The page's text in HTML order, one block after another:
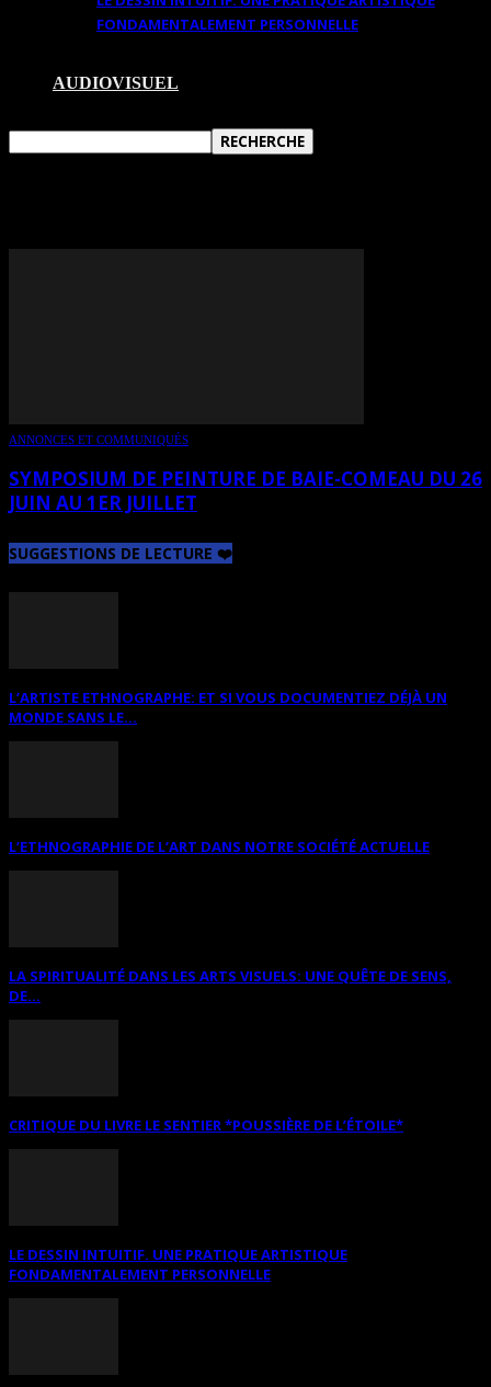
FONDAMENTALEMENT PERSONNELLE
AUDIOVISUEL
ANNONCES ET COMMUNIQUÉS
SYMPOSIUM DE PEINTURE DE BAIE-COMEAU DU 26
JUIN AU 1ER JUILLET
SUGGESTIONS DE LECTURE ❤️
L’ARTISTE ETHNOGRAPHE: ET SI VOUS DOCUMENTIEZ DÉJÀ UN
MONDE SANS LE...
L’ETHNOGRAPHIE DE L’ART DANS NOTRE SOCIÉTÉ ACTUELLE
LA SPIRITUALITÉ DANS LES ARTS VISUELS: UNE QUÊTE DE SENS,
DE...
CRITIQUE DU LIVRE LE SENTIER *POUSSIÈRE DE L’ÉTOILE*
LE DESSIN INTUITIF. UNE PRATIQUE ARTISTIQUE
FONDAMENTALEMENT PERSONNELLE